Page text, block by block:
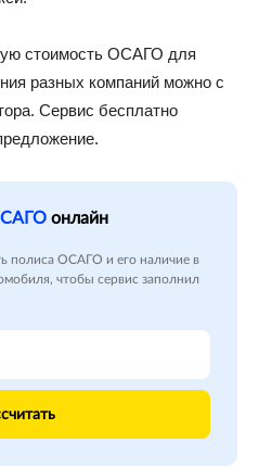
стоимость ОСАГО для
разных компаний можно с
Сервис бесплатно
онлайн
полиса ОСАГО и его наличие в
чтобы сервис заполнил